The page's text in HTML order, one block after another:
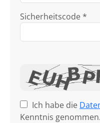
Sicherheitscode *
Ich habe die
Kenntnis genommen.